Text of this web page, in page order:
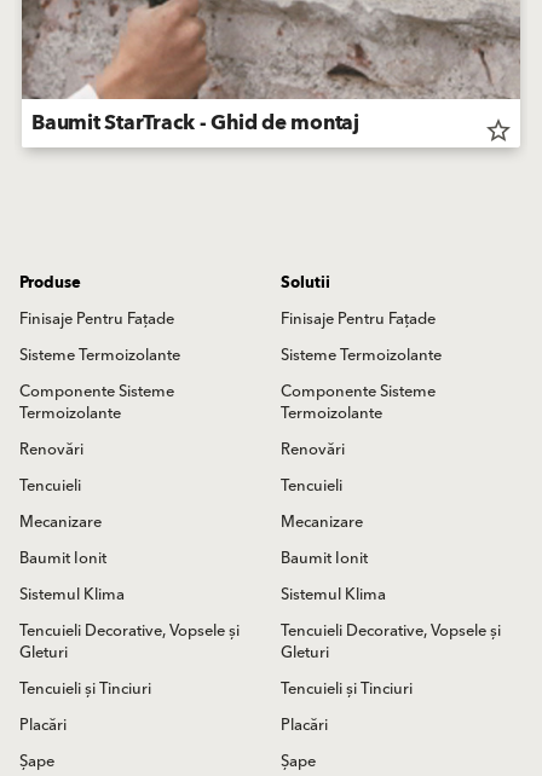
Baumit StarTrack - Ghid de montaj star_border
Produse
Finisaje Pentru Fațade
Sisteme Termoizolante
Componente Sisteme
Termoizolante
Renovări
Tencuieli
Mecanizare
Baumit Ionit
Sistemul Klima
Tencuieli Decorative, Vopsele și
Gleturi
Tencuieli și Tinciuri
Placări
Șape
Solutii
Finisaje Pentru Fațade
Sisteme Termoizolante
Componente Sisteme
Termoizolante
Renovări
Tencuieli
Mecanizare
Baumit Ionit
Sistemul Klima
Tencuieli Decorative, Vopsele și
Gleturi
Tencuieli și Tinciuri
Placări
Șape